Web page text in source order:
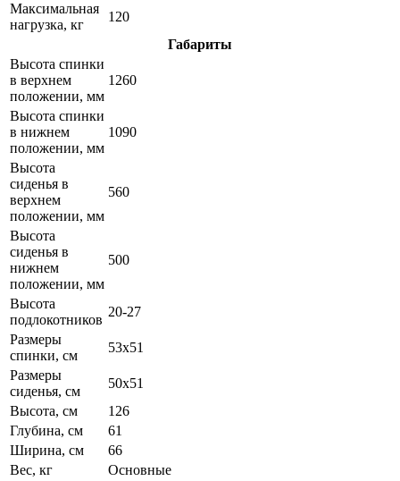
Максимальная
нагрузка, кг
120
Габариты
Высота спинки
в верхнем
положении, мм
1260
Высота спинки
в нижнем
положении, мм
1090
Высота
сиденья в
верхнем
положении, мм
560
Высота
сиденья в
нижнем
положении, мм
500
Высота
подлокотников
20-27
Размеры
спинки, см
53х51
Размеры
сиденья, см
50х51
Высота, см
126
Глубина, см
61
Ширина, см
66
Вес, кг
Основные